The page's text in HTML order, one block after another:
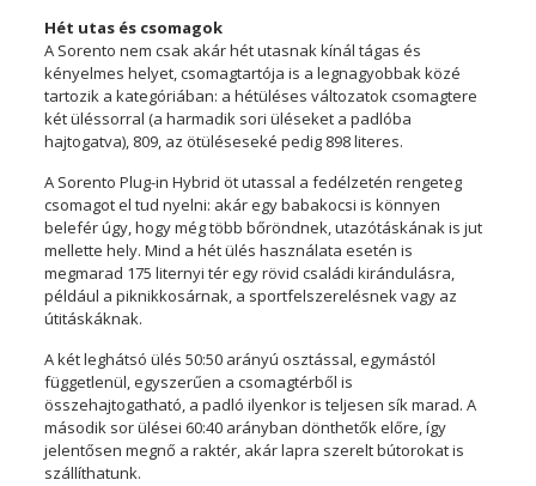
Hét utas és csomagok
A Sorento nem csak akár hét utasnak kínál tágas és
kényelmes helyet, csomagtartója is a legnagyobbak közé
tartozik a kategóriában: a hétüléses változatok csomagtere
két üléssorral (a harmadik sori üléseket a padlóba
hajtogatva), 809, az ötüléseseké pedig 898 literes.
A Sorento Plug-in Hybrid öt utassal a fedélzetén rengeteg
csomagot el tud nyelni: akár egy babakocsi is könnyen
belefér úgy, hogy még több bőröndnek, utazótáskának is jut
mellette hely. Mind a hét ülés használata esetén is
megmarad 175 liternyi tér egy rövid családi kirándulásra,
például a piknikkosárnak, a sportfelszerelésnek vagy az
útitáskáknak.
A két leghátsó ülés 50:50 arányú osztással, egymástól
függetlenül, egyszerűen a csomagtérből is
összehajtogatható, a padló ilyenkor is teljesen sík marad. A
második sor ülései 60:40 arányban dönthetők előre, így
jelentősen megnő a raktér, akár lapra szerelt bútorokat is
szállíthatunk.